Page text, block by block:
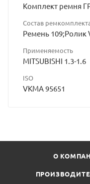
Комплект ремня
Состав
Ремень 109;Ролик
Применяемость
MITSUBISHI 1.3-1.6
ISO
VKMA 95651
О